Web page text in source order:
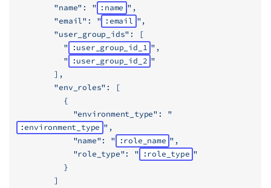
        "name": "
:name ",
        "email": "
:email ",
        "user_group_ids": [
          "
:user_group_id_1 ",
          "
:user_group_id_2 "
        ],
        "env_roles": [
          {
            "environment_type": "
:environment_type ",
            "name": "
:role_name ",
            "role_type": "
:role_type "
          }
        ]